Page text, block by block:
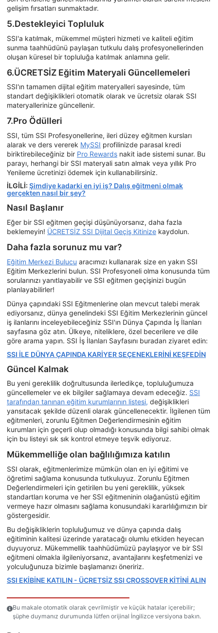
gelişim fırsatları sunmaktadır.
5.Destekleyici Topluluk
SSI'a katılmak, mükemmel müşteri hizmeti ve kaliteli eğitim
sunma taahhüdünü paylaşan tutkulu dalış profesyonellerinden
oluşan küresel bir topluluğa katılmak anlamına gelir.
6.ÜCRETSİZ Eğitim Materyali Güncellemeleri
SSI'ın tamamen dijital eğitim materyalleri sayesinde, tüm
standart değişiklikleri otomatik olarak ve ücretsiz olarak SSI
materyallerinize güncellenir.
7.Pro Ödülleri
SSI, tüm SSI Profesyonellerine, ileri düzey eğitmen kursları
alarak ve ders vererek MySSI profilinizde parasal kredi
biriktirebileceğiniz bir Pro Rewards nakit iade sistemi sunar. Bu
parayı, herhangi bir SSI materyali satın almak veya yıllık Pro
Yenileme ücretinizi ödemek için kullanabilirsiniz.
İLGİLİ: Şimdiye kadarki en iyi iş? Dalış eğitmeni olmak
gerçekten nasıl bir şey?
Nasıl Başlanır
Eğer bir SSI eğitmen geçişi düşünüyorsanız, daha fazla
beklemeyin! ÜCRETSİZ SSI Dijital Geçiş Kitinize kaydolun.
Daha fazla sorunuz mu var?
Eğitim Merkezi Bulucu aracımızı kullanarak size en yakın SSI
Eğitim Merkezlerini bulun. SSI Profesyoneli olma konusunda tüm
sorularınızı yanıtlayabilir ve SSI eğitmen geçişinizi bugün
planlayabilirler!
Dünya çapındaki SSI Eğitmenlerine olan mevcut talebi merak
ediyorsanız, dünya genelindeki SSI Eğitim Merkezlerinin güncel
iş ilanlarını inceleyebileceğiniz SSI'ın Dünya Çapında İş İlanları
sayfasına göz atın. Ülkeye, niteliklere, özel becerilere ve dile
göre arama yapın. SSI İş İlanları Sayfasını buradan ziyaret edin:
SSI İLE DÜNYA ÇAPINDA KARİYER SEÇENEKLERİNİ KEŞFEDİN
Güncel Kalmak
Bu yeni gereklilik doğrultusunda ilerledikçe, topluluğumuza
güncellemeler ve ek bilgiler sağlamaya devam edeceğiz. SSI
tarafından tanınan eğitim kurumlarının listesi, değişiklikleri
yansıtacak şekilde düzenli olarak güncellenecektir. İlgilenen tüm
eğitmenleri, zorunlu Eğitmen Değerlendirmesinin eğitim
kurumları için geçerli olup olmadığı konusunda bilgi sahibi olmak
için bu listeyi sık sık kontrol etmeye teşvik ediyoruz.
Mükemmelliğe olan bağlılığımıza katılın
SSI olarak, eğitmenlerimize mümkün olan en iyi eğitimi ve
öğretimi sağlama konusunda tutkuluyuz. Zorunlu Eğitmen
Değerlendirmeleri için getirilen bu yeni gereklilik, yüksek
standartları koruma ve her SSI eğitmeninin olağanüstü eğitim
vermeye hazır olmasını sağlama konusundaki kararlılığımızın bir
göstergesidir.
Bu değişikliklerin topluluğumuz ve dünya çapında dalış
eğitiminin kalitesi üzerinde yaratacağı olumlu etkiden heyecan
duyuyoruz. Mükemmellik taahhüdümüzü paylaşıyor ve bir SSI
eğitmeni olmakla ilgileniyorsanız, avantajlarını keşfetmenizi ve
yolculuğunuza bizimle başlamanızı öneririz.
SSI EKİBİNE KATILIN - ÜCRETSİZ SSI CROSSOVER KİTİNİ ALIN
Bu makale otomatik olarak çevrilmiştir ve küçük hatalar içerebilir;
şüphe duymanız durumunda lütfen orijinal İngilizce versiyona bakın.